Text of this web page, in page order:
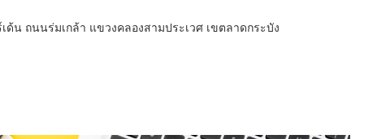
น ถนนร่มเกล้า แขวงคลองสามประเวศ เขตลาดกระบัง